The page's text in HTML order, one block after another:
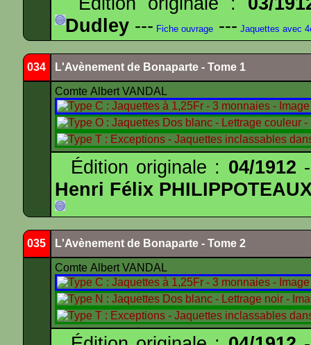
Dudley --- Fiche ouvrage --- Jaquettes avec
034 L'Avènement de Bonaparte - Tome 1
Comte Albert VANDAL
Édition originale : 04/1912
Henri Félix
035 L'Avènement de Bonaparte - Tome 2
Comte Albert VANDAL